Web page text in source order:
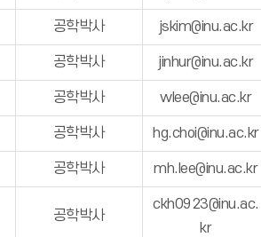
공학박사 jskim@inu.ac.kr
공학박사 jinhur@inu.ac.kr
공학박사 wlee@inu.ac.kr
공학박사 hg.choi@inu.ac.kr
공학박사 mh.lee@inu.ac.kr
공학박사
ckh0923@inu.ac.
kr